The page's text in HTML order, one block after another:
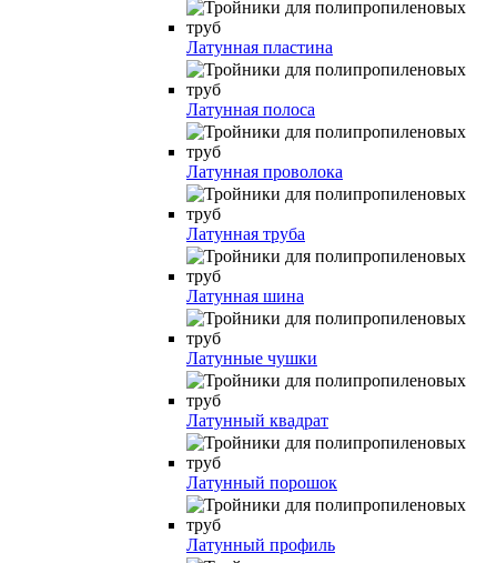
Латунная пластина
Латунная полоса
Латунная проволока
Латунная труба
Латунная шина
Латунные чушки
Латунный квадрат
Латунный порошок
Латунный профиль